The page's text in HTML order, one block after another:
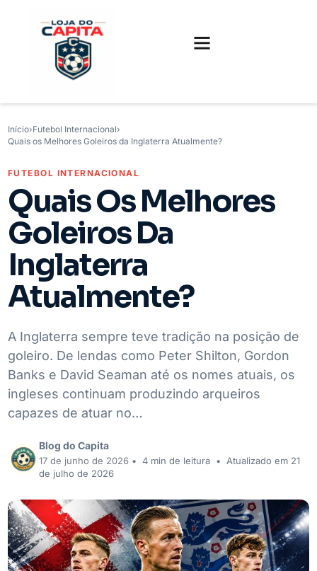
Início›Futebol Internacional›
Quais os Melhores Goleiros da Inglaterra Atualmente?
FUTEBOL INTERNACIONAL
Quais Os Melhores
Goleiros Da
Inglaterra
Atualmente?
A Inglaterra sempre teve tradição na posição de
goleiro. De lendas como Peter Shilton, Gordon
Banks e David Seaman até os nomes atuais, os
ingleses continuam produzindo arqueiros
capazes de atuar no…
Blog do Capita
17 de junho de 2026 • 4 min de leitura •
Atualizado em 21
de julho de 2026